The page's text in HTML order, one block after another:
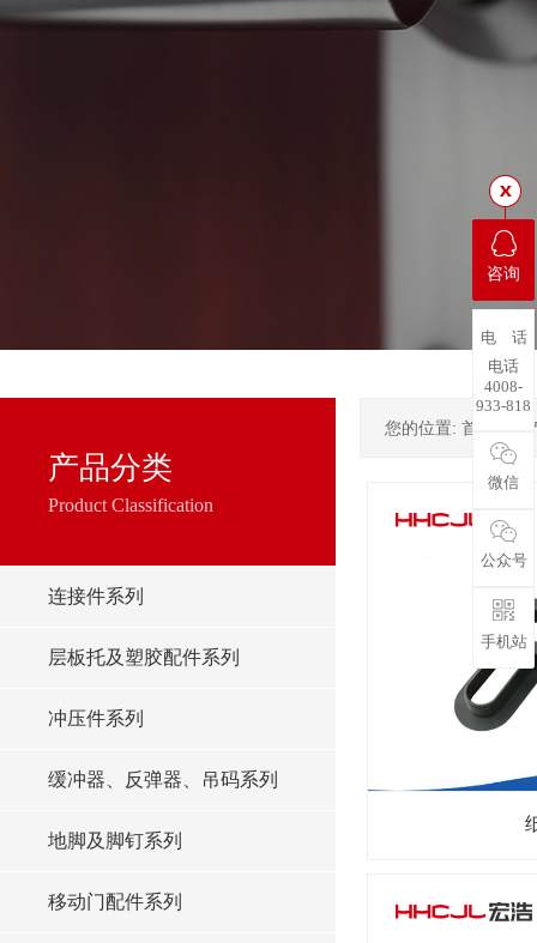
产品分类
Product Classification
连接件系列
层板托及塑胶配件系列
冲压件系列
缓冲器、反弹器、吊码系列
地脚及脚钉系列
移动门配件系列
您的位置: 首页
咨询
电 话
电话
4008-
933-818
微信
公众号
手机站